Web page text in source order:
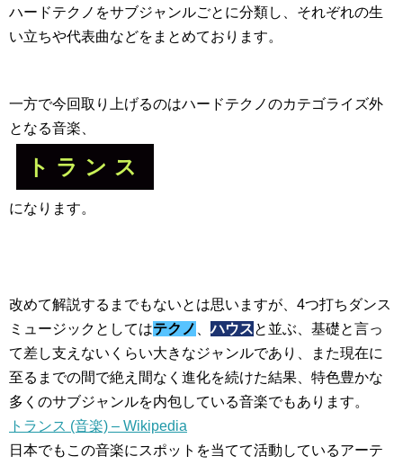
第9回：テックダンス編
番外
第1回：メロディアス・ハードテクノ編
第2回：ハードダンス編
ハードテクノをサブジャンルごとに分類し、それぞれの生
い立ちや代表曲などをまとめております。
一方で今回取り上げるのはハードテクノのカテゴライズ外
となる音楽、
トランス
になります。
改めて解説するまでもないとは思いますが、4つ打ちダンス
ミュージックとしてはテクノ ハウスと並ぶ、基礎と言っ
て差し支えないくらい大きなジャンルであり、また現在に
至るまでの間で絶え間なく進化を続けた結果、特色豊かな
多くのサブジャンルを内包している音楽でもあります。
トランス (音楽) – Wikipedia
日本でもこの音楽にスポットを当てて活動しているアーテ